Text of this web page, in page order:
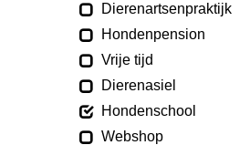
Dierenartsenpraktijk
Hondenpension
Vrije tijd
Dierenasiel
Hondenschool
Webshop